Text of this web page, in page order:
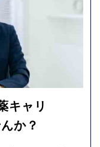
キャリ
か？